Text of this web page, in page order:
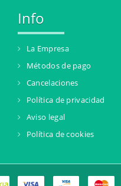
Info
La Empresa
Métodos de pago
Cancelaciones
Política de privacidad
Aviso legal
Política de cookies